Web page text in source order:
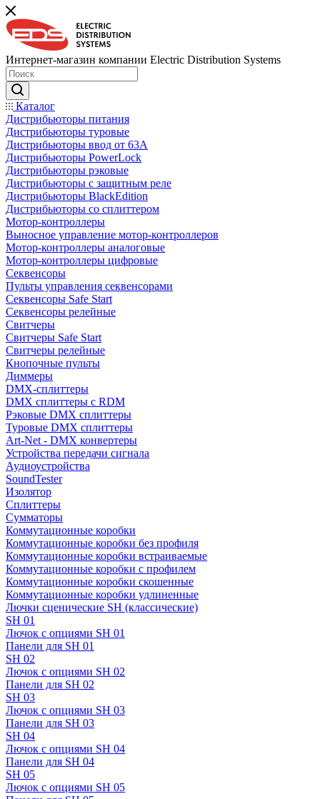
Интернет-магазин компании Electric Distribution Systems
Каталог
Дистрибьюторы питания
Дистрибьюторы туровые
Дистрибьюторы ввод от 63A
Дистрибьюторы PowerLock
Дистрибьюторы рэковые
Дистрибьюторы с защитным реле
Дистрибьюторы BlackEdition
Дистрибьюторы со сплиттером
Мотор-контроллеры
Выносное управление мотор-контроллеров
Мотор-контроллеры аналоговые
Мотор-контроллеры цифровые
Секвенсоры
Пульты управления секвенсорами
Секвенсоры Safe Start
Секвенсоры релейные
Свитчеры
Свитчеры Safe Start
Свитчеры релейные
Кнопочные пульты
Диммеры
DMX-сплиттеры
DMX сплиттеры с RDM
Рэковые DMX сплиттеры
Туровые DMX сплиттеры
Art-Net - DMX конвертеры
Устройства передачи сигнала
Аудиоустройства
SoundTester
Изолятор
Сплиттеры
Сумматоры
Коммутационные коробки
Коммутационные коробки без профиля
Коммутационные коробки встраиваемые
Коммутационные коробки с профилем
Коммутационные коробки скошенные
Коммутационные коробки удлиненные
Лючки сценические SH (классические)
SH 01
Лючок с опциями SH 01
Панели для SH 01
SH 02
Лючок с опциями SH 02
Панели для SH 02
SH 03
Лючок с опциями SH 03
Панели для SH 03
SH 04
Лючок с опциями SH 04
Панели для SH 04
SH 05
Лючок с опциями SH 05